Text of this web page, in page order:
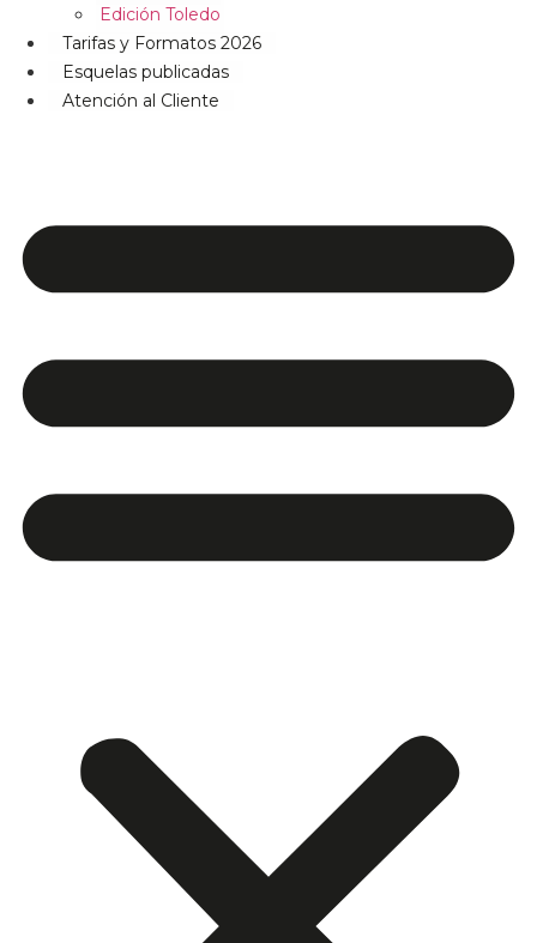
Edición Toledo
Tarifas y Formatos 2026
Esquelas publicadas
Atención al Cliente